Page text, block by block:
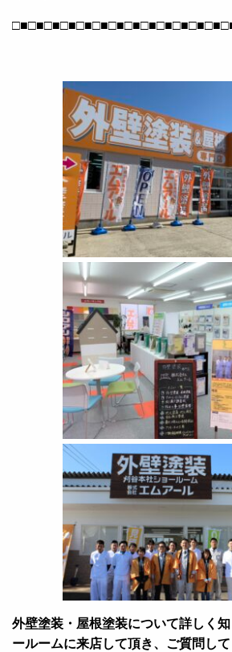
外壁塗装・屋根塗装について詳しく
ールームに来店して頂き、ご質問して